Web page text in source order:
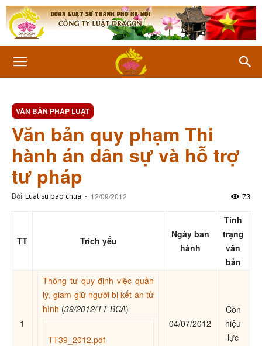
VĂN BẢN PHÁP LUẬT
Văn bản quy phạm Thi
hành án dân sự và hỗ trợ
tư pháp
Bởi Luat su bao chua - 12/09/2012 73
TT Trích yếu
Ngày ban
hành
Tình
trạng
văn
bản
1
Thông tư quy định việc quản
lý, giam giữ người bị kết án tử
hình (39/2012/TT-BCA)
TT39_2012.pdf
04/07/2012
Còn
hiệu
lực